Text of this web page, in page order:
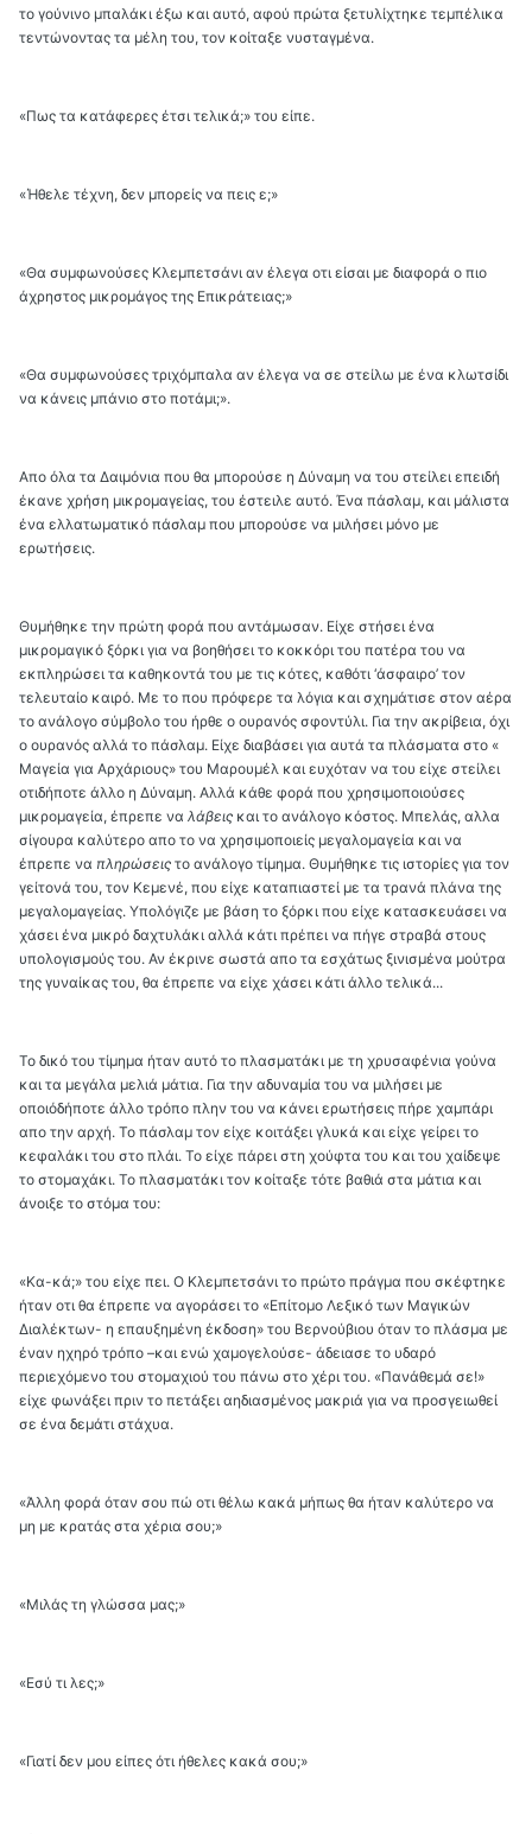
το γούνινο μπαλάκι έξω και αυτό, αφού πρώτα ξετυλίχτηκε τεμπέλικα
τεντώνοντας τα μέλη του, τον κοίταξε νυσταγμένα.
«Πως τα κατάφερες έτσι τελικά;» του είπε.
«Ήθελε τέχνη, δεν μπορείς να πεις ε;»
«Θα συμφωνούσες Κλεμπετσάνι αν έλεγα οτι είσαι με διαφορά ο πιο
άχρηστος μικρομάγος της Επικράτειας;»
«Θα συμφωνούσες τριχόμπαλα αν έλεγα να σε στείλω με ένα κλωτσίδι
να κάνεις μπάνιο στο ποτάμι;».
Απο όλα τα Δαιμόνια που θα μπορούσε η Δύναμη να του στείλει επειδή
έκανε χρήση μικρομαγείας, του έστειλε αυτό. Ένα πάσλαμ, και μάλιστα
ένα ελλατωματικό πάσλαμ που μπορούσε να μιλήσει μόνο με
ερωτήσεις.
Θυμήθηκε την πρώτη φορά που αντάμωσαν. Είχε στήσει ένα
μικρομαγικό ξόρκι για να βοηθήσει το κοκκόρι του πατέρα του να
εκπληρώσει τα καθηκοντά του με τις κότες, καθότι ‘άσφαιρο’ τον
τελευταίο καιρό. Με το που πρόφερε τα λόγια και σχημάτισε στον αέρα
το ανάλογο σύμβολο του ήρθε ο ουρανός σφοντύλι. Για την ακρίβεια, όχι
ο ουρανός αλλά το πάσλαμ. Είχε διαβάσει για αυτά τα πλάσματα στο «
Μαγεία για Αρχάριους» του Μαρουμέλ και ευχόταν να του είχε στείλει
οτιδήποτε άλλο η Δύναμη. Αλλά κάθε φορά που χρησιμοποιούσες
μικρομαγεία, έπρεπε να λάβεις και το ανάλογο κόστος. Μπελάς, αλλα
σίγουρα καλύτερο απο το να χρησιμοποιείς μεγαλομαγεία και να
έπρεπε να πληρώσεις το ανάλογο τίμημα. Θυμήθηκε τις ιστορίες για τον
γείτονά του, τον Κεμενέ, που είχε καταπιαστεί με τα τρανά πλάνα της
μεγαλομαγείας. Υπολόγιζε με βάση το ξόρκι που είχε κατασκευάσει να
χάσει ένα μικρό δαχτυλάκι αλλά κάτι πρέπει να πήγε στραβά στους
υπολογισμούς του. Αν έκρινε σωστά απο τα εσχάτως ξινισμένα μούτρα
της γυναίκας του, θα έπρεπε να είχε χάσει κάτι άλλο τελικά...
Το δικό του τίμημα ήταν αυτό το πλασματάκι με τη χρυσαφένια γούνα
και τα μεγάλα μελιά μάτια. Για την αδυναμία του να μιλήσει με
οποιόδήποτε άλλο τρόπο πλην του να κάνει ερωτήσεις πήρε χαμπάρι
απο την αρχή. Το πάσλαμ τον είχε κοιτάξει γλυκά και είχε γείρει το
κεφαλάκι του στο πλάι. Το είχε πάρει στη χούφτα του και του χαίδεψε
το στομαχάκι. Το πλασματάκι τον κοίταξε τότε βαθιά στα μάτια και
άνοιξε το στόμα του:
«Κα-κά;» του είχε πει. Ο Κλεμπετσάνι το πρώτο πράγμα που σκέφτηκε
ήταν οτι θα έπρεπε να αγοράσει το «Επίτομο Λεξικό των Μαγικών
Διαλέκτων- η επαυξημένη έκδοση» του Βερνούβιου όταν το πλάσμα με
έναν ηχηρό τρόπο –και ενώ χαμογελούσε- άδειασε το υδαρό
περιεχόμενο του στομαχιού του πάνω στο χέρι του. «Πανάθεμά σε!»
είχε φωνάξει πριν το πετάξει αηδιασμένος μακριά για να προσγειωθεί
σε ένα δεμάτι στάχυα.
«Άλλη φορά όταν σου πώ οτι θέλω κακά μήπως θα ήταν καλύτερο να
μη με κρατάς στα χέρια σου;»
«Μιλάς τη γλώσσα μας;»
«Εσύ τι λες;»
«Γιατί δεν μου είπες ότι ήθελες κακά σου;»